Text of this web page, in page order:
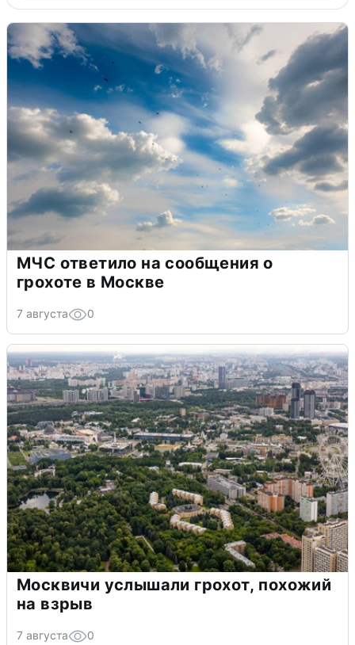
МЧС ответило на сообщения о
грохоте в Москве
7 августа 0
Москвичи услышали грохот, похожий
на взрыв
7 августа 0